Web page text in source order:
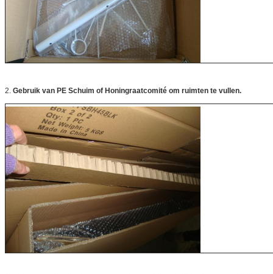
2. Gebruik van PE Schuim of Honingraatcomité om ruimten te vullen.